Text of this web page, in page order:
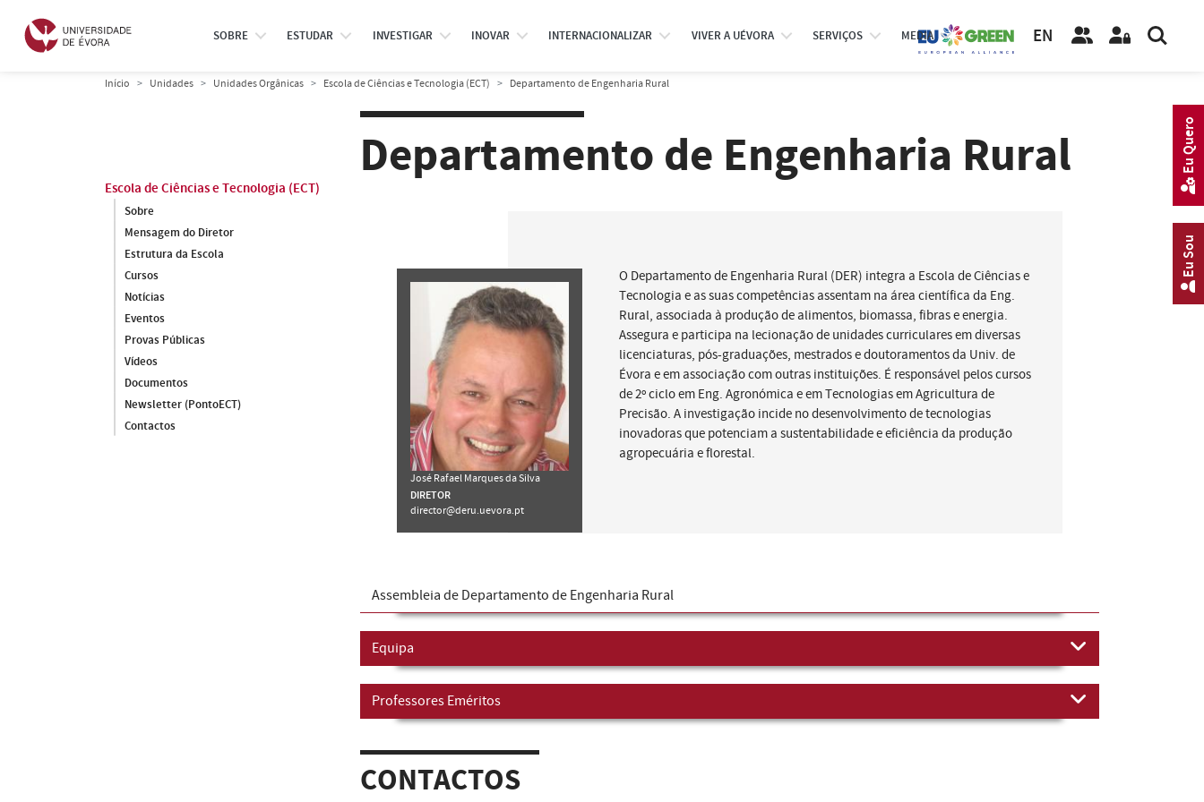
SOBRE ESTUDAR INVESTIGAR INOVAR INTERNACIONALIZAR VIVER A UÉVORA SERVIÇOS MEDIA EN
Início Unidades Unidades Orgânicas Escola de Ciências e Tecnologia (ECT) Departamento de Engenharia Rural
Escola de Ciências e Tecnologia (ECT)
Sobre
Mensagem do Diretor
Estrutura da Escola
Cursos
Notícias
Eventos
Provas Públicas
Vídeos
Documentos
Newsletter (PontoECT)
Contactos
Departamento de Engenharia Rural
José Rafael Marques da Silva
DIRETOR
director@deru.uevora.pt
O Departamento de Engenharia Rural (DER) integra a Escola de Ciências e
Tecnologia e as suas competências assentam na área científica da Eng.
Rural, associada à produção de alimentos, biomassa, fibras e energia.
Assegura e participa na lecionação de unidades curriculares em diversas
licenciaturas, pós-graduações, mestrados e doutoramentos da Univ. de
Évora e em associação com outras instituições. É responsável pelos cursos
de 2º ciclo em Eng. Agronómica e em Tecnologias em Agricultura de
Precisão. A investigação incide no desenvolvimento de tecnologias
inovadoras que potenciam a sustentabilidade e eficiência da produção
agropecuária e florestal.
Assembleia de Departamento de Engenharia Rural
Equipa
Professores Eméritos
CONTACTOS
Eu Sou
Eu Quero